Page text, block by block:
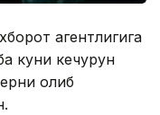
агентлигига
куни кечқурун
олиб